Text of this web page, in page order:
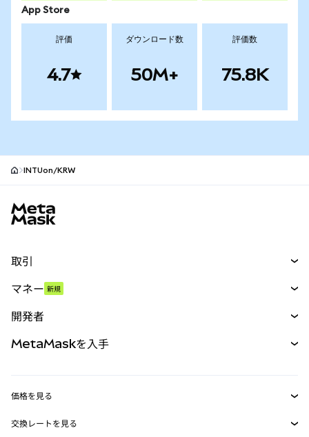
App Store
評価
4.7
ダウンロード数
50M+
評価数
75.8K
INTUon/KRW
取引
パーペチュアル
RWA
マネー 新規
開発者
MetaMask Connect
MetaMaskを入手
価格を見る
イーサリアムの価格
交換レートを見る